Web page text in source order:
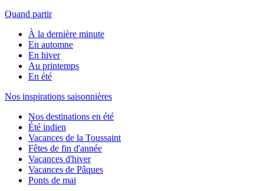
Quand partir
À la dernière minute
En automne
En hiver
Au printemps
En été
Nos inspirations saisonnières
Nos destinations en été
Été indien
Vacances de la Toussaint
Fêtes de fin d'année
Vacances d'hiver
Vacances de Pâques
Ponts de mai